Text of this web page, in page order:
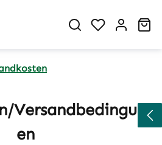
Du hast 0
Versandbedingung
en